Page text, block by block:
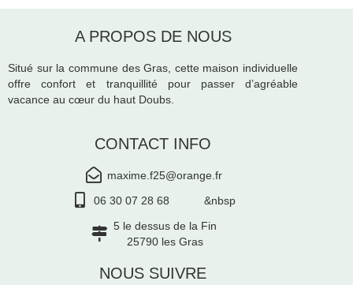
A PROPOS DE NOUS
Situé sur la commune des Gras, cette maison individuelle
offre confort et tranquillité pour passer d’agréable
vacance au cœur du haut Doubs.
CONTACT INFO
maxime.f25@orange.fr
06 30 07 28 68 &nbsp
5 le dessus de la Fin
25790 les Gras
NOUS SUIVRE